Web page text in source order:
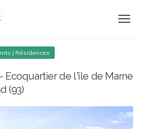
| Résidences
Ecoquartier de l'île de Marne
(93)